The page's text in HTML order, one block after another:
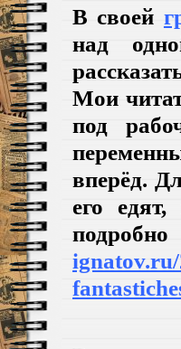
В своей
над
Мои
под
вперёд.
его